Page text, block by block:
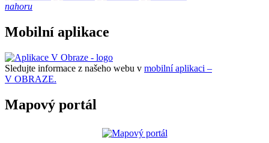
nahoru
Mobilní aplikace
Sledujte informace z našeho webu v mobilní aplikaci –
V OBRAZE.
Mapový portál